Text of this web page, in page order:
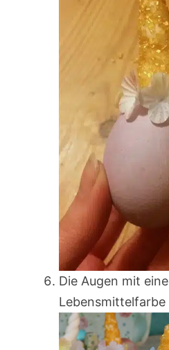
Die Augen mit
Lebensmittelfarbe